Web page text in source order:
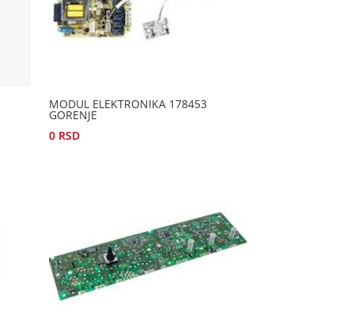
MODUL ELEKTRONIKA 178453
GORENJE
0 RSD